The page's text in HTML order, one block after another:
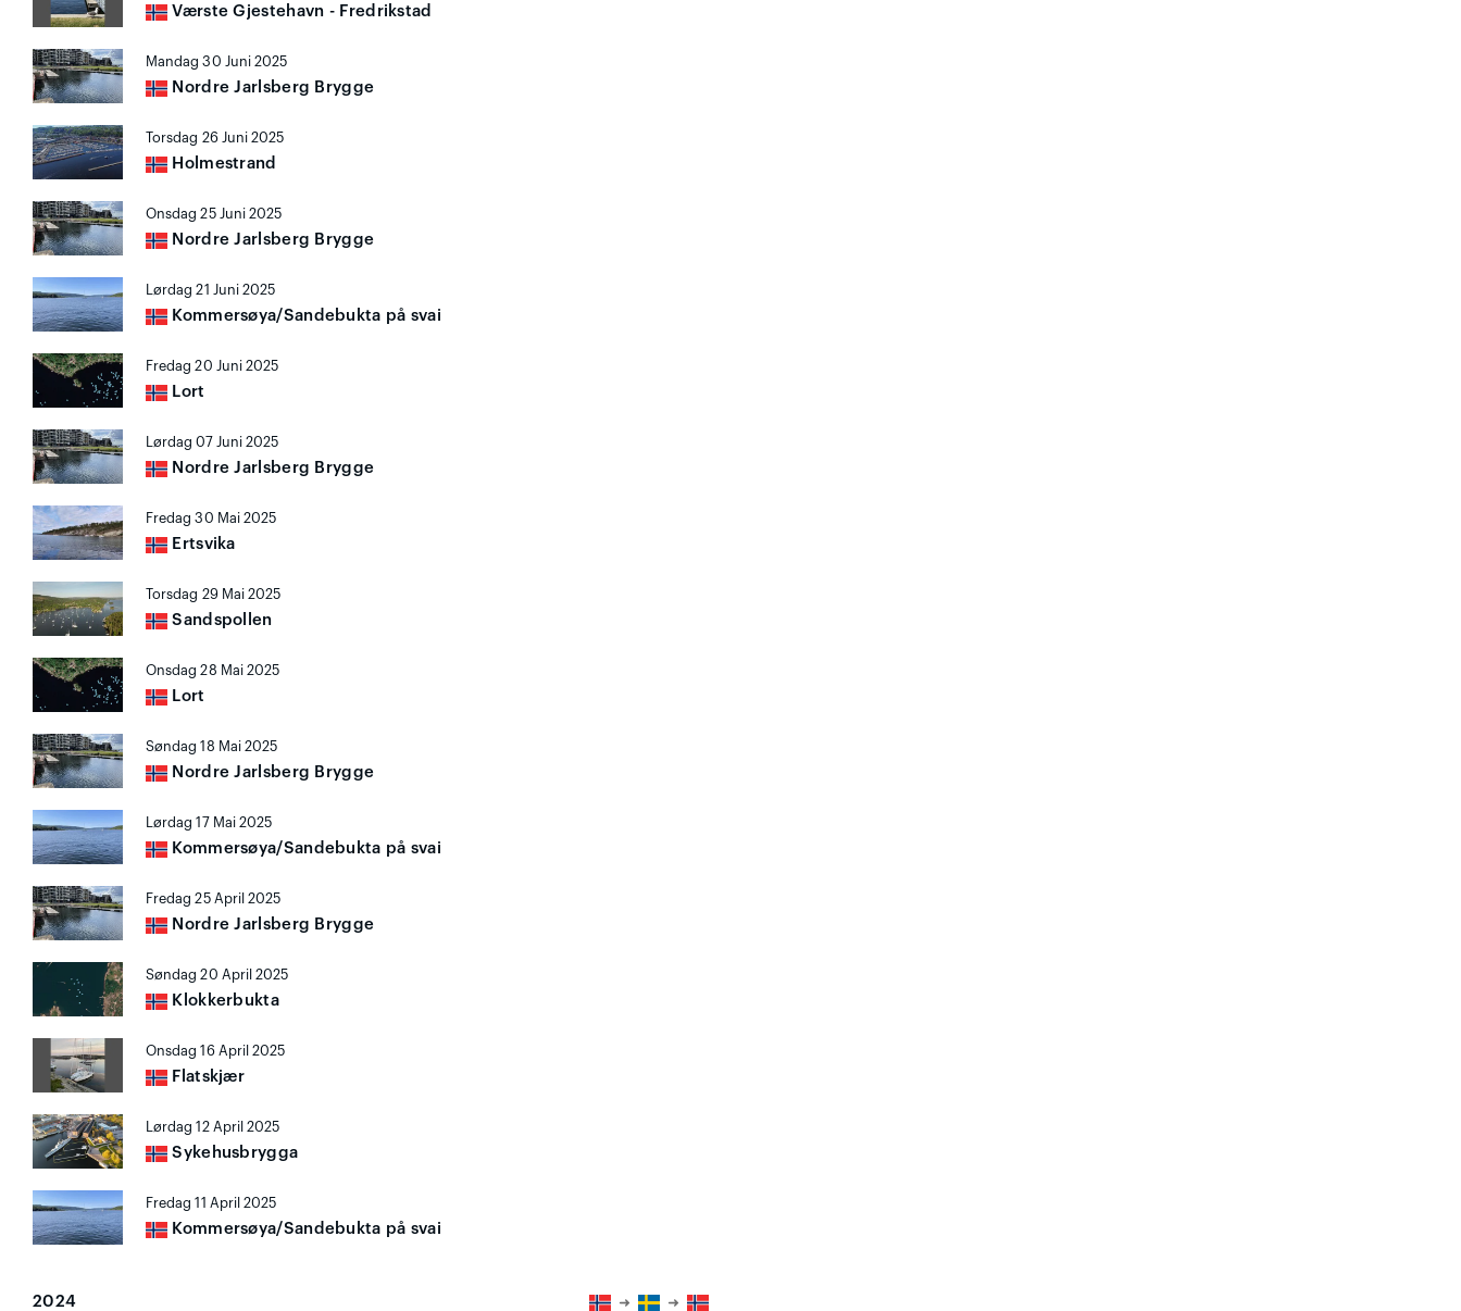
Værste Gjestehavn - Fredrikstad
Mandag 30 Juni 2025
Nordre Jarlsberg Brygge
Torsdag 26 Juni 2025
Holmestrand
Onsdag 25 Juni 2025
Nordre Jarlsberg Brygge
Lørdag 21 Juni 2025
Kommersøya/Sandebukta på svai
Fredag 20 Juni 2025
Lort
Lørdag 07 Juni 2025
Nordre Jarlsberg Brygge
Fredag 30 Mai 2025
Ertsvika
Torsdag 29 Mai 2025
Sandspollen
Onsdag 28 Mai 2025
Lort
Søndag 18 Mai 2025
Nordre Jarlsberg Brygge
Lørdag 17 Mai 2025
Kommersøya/Sandebukta på svai
Fredag 25 April 2025
Nordre Jarlsberg Brygge
Søndag 20 April 2025
Klokkerbukta
Onsdag 16 April 2025
Flatskjær
Lørdag 12 April 2025
Sykehusbrygga
Fredag 11 April 2025
Kommersøya/Sandebukta på svai
2024